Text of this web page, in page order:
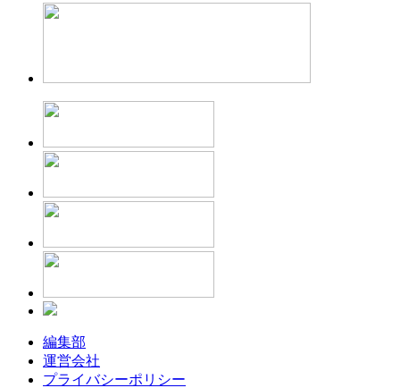
編集部
運営会社
プライバシーポリシー